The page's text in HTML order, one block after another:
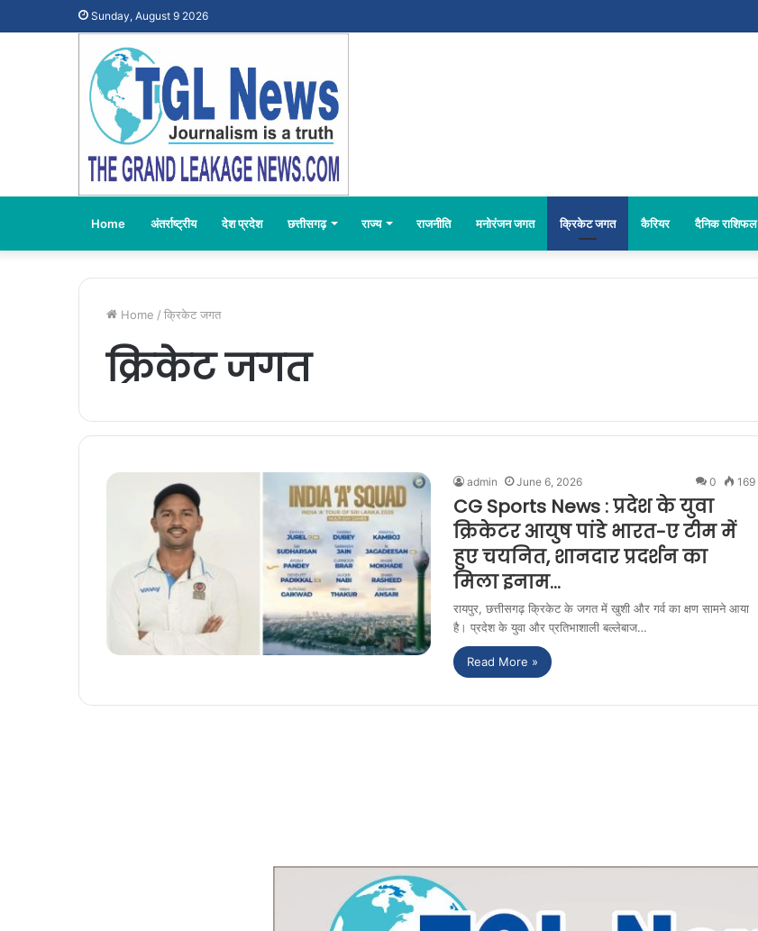
Sunday, August 9 2026
Home अंतर्राष्ट्रीय देश प्रदेश छत्तीसगढ़ राज्य राजनीति मनोरंजन जगत क्रिकेट जगत कैरियर दैनिक राशिफल
Home / क्रिकेट जगत
क्रिकेट जगत
admin June 6, 2026 0 169
CG Sports News : प्रदेश के युवा
क्रिकेटर आयुष पांडे भारत-ए टीम में
हुए चयनित, शानदार प्रदर्शन का
मिला इनाम…
रायपुर, छत्तीसगढ़ क्रिकेट के जगत में खुशी और गर्व का क्षण सामने आया
है। प्रदेश के युवा और प्रतिभाशाली बल्लेबाज…
Read More »